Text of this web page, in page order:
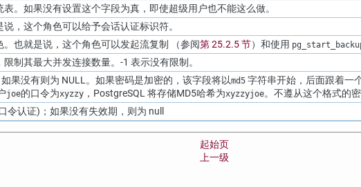
。如果没有设置这个字段为真，即使超级用户也不能这么做。
，这个角色可以给予会话认证标识符。
也就是说，这个角色可以发起流复制 （参阅第 25.2.5 节）和使用
制其最大并发连接数量。-1 表示没有限制。
果没有则为 NULL。如果密码是加密的，该字段将以md5字符串开始，后面跟着一
joe的口令为xyzzy， PostgreSQL将存储MD5哈希为xyzzyjoe。不遵从这个格式的
令认证)；如果没有失效期，则为 null
起始页
上一级